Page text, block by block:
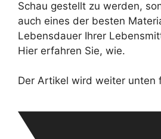
Schau gestellt zu werden,
auch eines der besten
Lebensdauer Ihrer
Hier erfahren Sie, wie.
Der Artikel wird weiter unten